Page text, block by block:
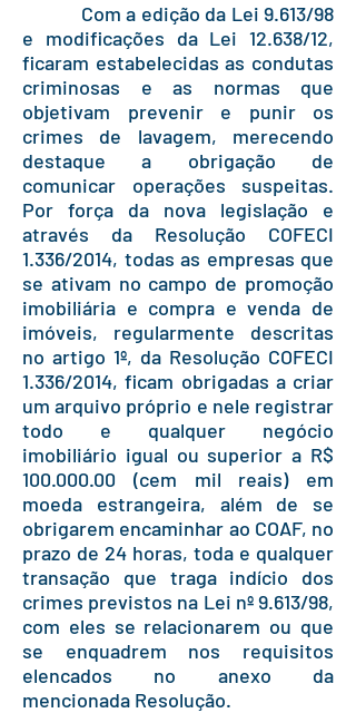
Com a edição da Lei 9.613/98
e modificações da Lei 12.638/12,
ficaram estabelecidas as condutas
criminosas e as normas que
objetivam prevenir e punir os
crimes de lavagem, merecendo
destaque a obrigação de
comunicar operações suspeitas.
Por força da nova legislação e
através da Resolução COFECI
1.336/2014, todas as empresas que
se ativam no campo de promoção
imobiliária e compra e venda de
imóveis, regularmente descritas
no artigo 1º, da Resolução COFECI
1.336/2014, ficam obrigadas a criar
um arquivo próprio e nele registrar
todo e qualquer negócio
imobiliário igual ou superior a R$
100.000.00 (cem mil reais) em
moeda estrangeira, além de se
obrigarem encaminhar ao COAF, no
prazo de 24 horas, toda e qualquer
transação que traga indício dos
crimes previstos na Lei nº 9.613/98,
com eles se relacionarem ou que
se enquadrem nos requisitos
elencados no anexo da
mencionada Resolução.